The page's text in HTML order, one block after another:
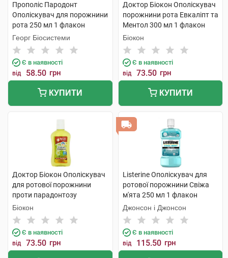
Прополіс Пародонт
Ополіскувач для порожнини
рота 250 мл 1 флакон
Георг Біосистеми
Є в наявності
від 58.50 грн
КУПИТИ
Доктор Біокон Ополіскувач
порожнини рота Евкаліпт та
Ментол 300 мл 1 флакон
Біокон
Є в наявності
від 73.50 грн
КУПИТИ
Доктор Біокон Ополіскувач
для ротової порожнини
проти парадонтозу
Ромашка + календула 250
мл 1 флакон
Біокон
Є в наявності
від 73.50 грн
Listerine Ополіскувач для
ротової порожнини Свіжа
м'ята 250 мл 1 флакон
Джонсон і Джонсон
Є в наявності
від 115.50 грн